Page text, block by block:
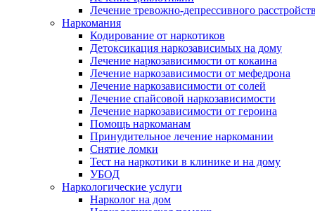
Лечение тревожно-депрессивного
Наркомания
Кодирование от наркотиков
Детоксикация наркозависимых на дому
Лечение наркозависимости от кокаина
Лечение наркозависимости от мефедрона
Лечение наркозависимости от солей
Лечение спайсовой наркозависимости
Лечение наркозависимости от героина
Помощь наркоманам
Принудительное лечение наркомании
Снятие ломки
Тест на наркотики в клинике и на дому
УБОД
Наркологические услуги
Нарколог на дом